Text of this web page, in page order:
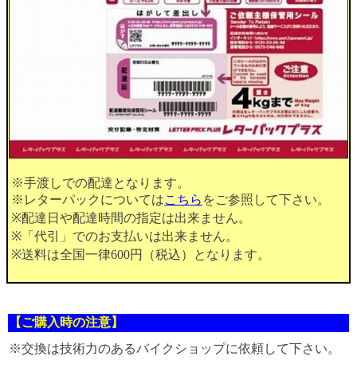
※手渡しでの配達となります。
※レターパックについてはこちら をご参照して下さい。
※配達日や配達時間の指定は出来ません。
※「代引」でのお支払いは出来ません。
※送料は全国一律600円（税込）となります。
【ご購入時の注意】
※交換は技術力のあるバイクショップに依頼して下さい。